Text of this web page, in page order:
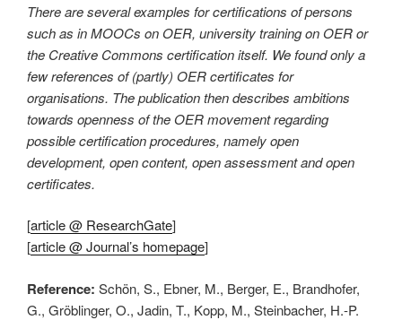
There are several examples for certifications of persons
such as in MOOCs on OER, university training on OER or
the Creative Commons certification itself. We found only a
few references of (partly) OER certificates for
organisations. The publication then describes ambitions
towards openness of the OER movement regarding
possible certification procedures, namely open
development, open content, open assessment and open
certificates.
[article @ ResearchGate]
[article @ Journal’s homepage]
Reference: Schön, S., Ebner, M., Berger, E., Brandhofer,
G., Gröblinger, O., Jadin, T., Kopp, M., Steinbacher, H.-P.